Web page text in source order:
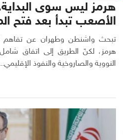
هرمز ليس سوى
الأصعب تبدأ بعد فتح
تبحث واشنطن وطهران عن تفاهم
هرمز، لكنّ الطريق إلى اتفاق
النووية والصاروخية والنفوذ